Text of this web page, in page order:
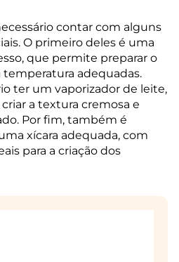
contar com alguns
O primeiro deles é uma
que permite preparar o
temperatura adequadas.
ter um vaporizador de leite,
a textura cremosa e
Por fim, também é
xícara adequada, com
para a criação dos